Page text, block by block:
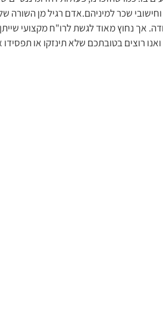
שכר למיניהם.אדם רגיל מן השורה
אך נחוץ מאוד לגשת לרו"ח מקצועי שייתן
רוצים בטובתכם שלא תינזקו או תפסידו